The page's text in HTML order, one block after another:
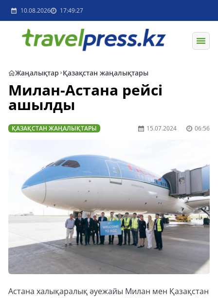
10.08.2026 17:49:27
Жаңалықтар Қазақстан жаңалықтары
Милан-Астана рейсі
ашылды
ҚАЗАҚСТАН ЖАҢАЛЫҚТАРЫ 15.07.2024 06:56
Астана халықаралық әуежайы Милан мен Қазақстан